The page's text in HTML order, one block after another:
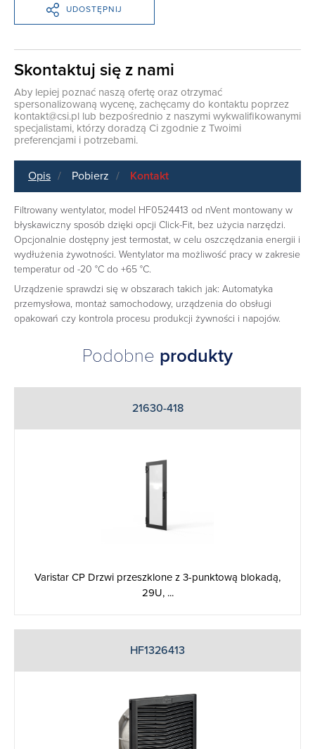
UDOSTĘPNIJ
Skontaktuj się z nami
Aby lepiej poznać naszą ofertę oraz otrzymać
spersonalizowaną wycenę, zachęcamy do kontaktu poprzez
kontakt@csi.pl lub bezpośrednio z naszymi wykwalifikowanymi
specjalistami, którzy doradzą Ci zgodnie z Twoimi
preferencjami i potrzebami.
Opis Pobierz Kontakt
Filtrowany wentylator, model HF0524413 od nVent montowany w
błyskawiczny sposób dzięki opcji Click-Fit, bez użycia narzędzi.
Opcjonalnie dostępny jest termostat, w celu oszczędzania energii i
wydłużenia żywotności. Wentylator ma możliwość pracy w zakresie
temperatur od -20 °C do +65 °C.
Urządzenie sprawdzi się w obszarach takich jak: Automatyka
przemysłowa, montaż samochodowy, urządzenia do obsługi
opakowań czy kontrola procesu produkcji żywności i napojów.
Podobne produkty
21630-418
Varistar CP Drzwi przeszklone z 3-punktową blokadą,
29U, ...
HF1326413